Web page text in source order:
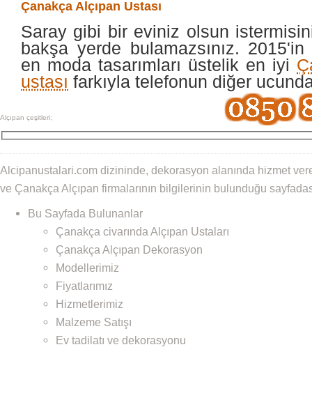
Çanakça Alçıpan Ustası
Saray gibi bir eviniz olsun
bakşa yerde bulamazsınız.
en moda tasarımları üstelik en iyi
ustası farkıyla telefonun diğer
Alçıpan çeşitleri;
Alcipanustalari.com dizininde, dekorasyon alanında hizmet
ve Çanakça Alçıpan firmalarının bilgilerinin bulunduğu
Bu Sayfada Bulunanlar
Çanakça civarında Alçıpan Ustaları
Çanakça Alçıpan Dekorasyon
Modellerimiz
Fiyatlarımız
Hizmetlerimiz
Malzeme Satışı
Ev tadilatı ve dekorasyonu